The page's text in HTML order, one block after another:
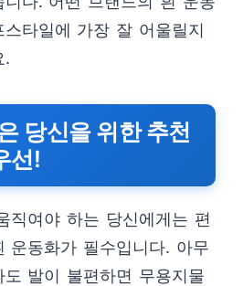
타일에 가장 잘 어울릴지
.
당신을 위한 추천
선!
직여야 하는 당신에게는 편
운동화가 필수입니다. 아무
발이 불편하면 무용지물